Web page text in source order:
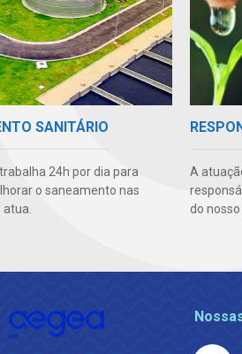
SANITÁRIO
24h por dia para
o saneamento nas
atua.
A
do